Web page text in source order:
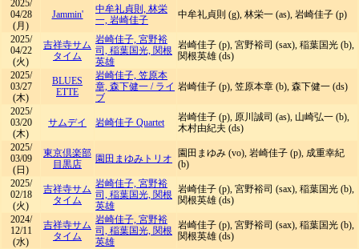
2025/
04/28
(月)
Jammin'
中牟礼貞則, 林栄
一, 岩崎佳子
中牟礼貞則 (g), 林栄一 (as), 岩崎佳子 (p)
2025/
04/22
(火)
吉祥寺サム
タイム
岩崎佳子, 宮野裕
司, 稲葉国光, 関根
英雄
岩崎佳子 (p), 宮野裕司 (sax), 稲葉国光 (b),
関根英雄 (ds)
2025/
03/27
(木)
BLUES
ETTE
岩崎佳子, 笠原本
章, 森下健一 / ライ
ブ
岩崎佳子 (p), 笠原本章 (b), 森下健一 (ds)
2025/
03/20
(木)
サムデイ 岩崎佳子 Quartet
岩崎佳子 (p), 原川誠司 (as), 山崎弘一 (b),
木村由紀夫 (ds)
2025/
03/09
(日)
東京倶楽部
目黒店
園田まゆみトリオ
園田まゆみ (vo), 岩崎佳子 (p), 成重幸紀
(b)
2025/
02/18
(火)
吉祥寺サム
タイム
岩崎佳子, 宮野裕
司, 稲葉国光, 関根
英雄
岩崎佳子 (p), 宮野裕司 (sax), 稲葉国光 (b),
関根英雄 (ds)
2024/
12/11
(水)
吉祥寺サム
タイム
岩崎佳子, 宮野裕
司, 稲葉国光, 関根
英雄
岩崎佳子 (p), 宮野裕司 (sax), 稲葉国光 (b),
関根英雄 (ds)